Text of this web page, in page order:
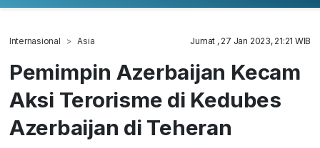
Internasional Asia Jumat , 27 Jan 2023, 21:21 WIB
Pemimpin Azerbaijan Kecam
Aksi Terorisme di Kedubes
Azerbaijan di Teheran